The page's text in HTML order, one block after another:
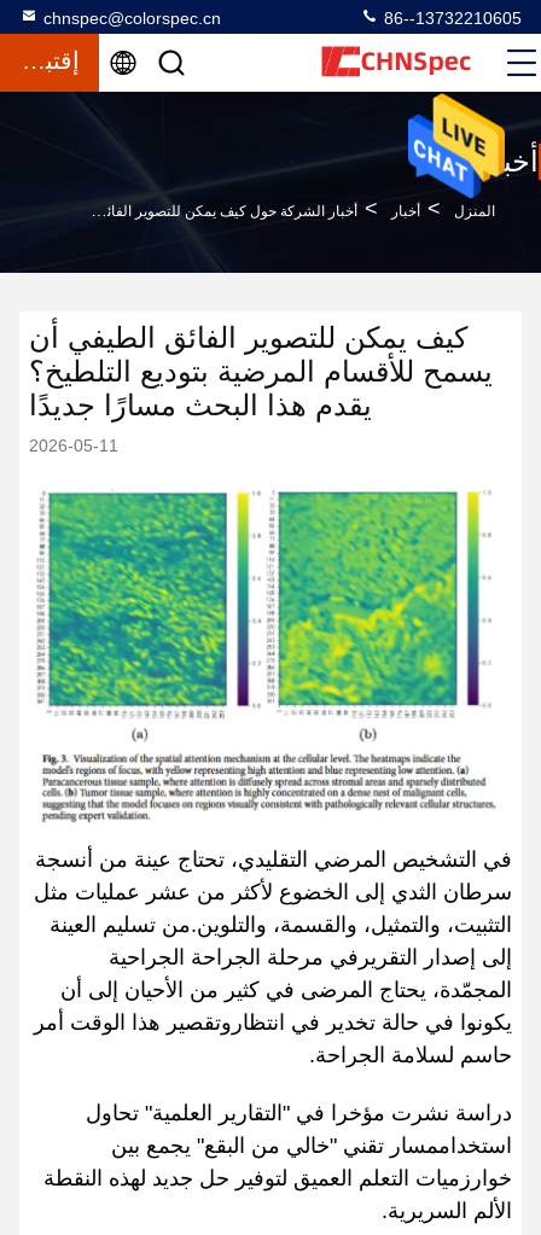
chnspec@colorspec.cn 86--13732210605
إقتباس
أخبار
المنزل > أخبار > أخبار الشركة حول كيف يمكن للتصوير الفائق الطيفي أن يسمح للأقسام المرضية بتوديع التلطيخ؟ يقدم هذا البحث مسارًا جديدًا
كيف يمكن للتصوير الفائق الطيفي أن
يسمح للأقسام المرضية بتوديع التلطيخ؟
يقدم هذا البحث مسارًا جديدًا
2026-05-11
في التشخيص المرضي التقليدي، تحتاج عينة من أنسجة
سرطان الثدي إلى الخضوع لأكثر من عشر عمليات مثل
التثبيت، والتمثيل، والقسمة، والتلوين.من تسليم العينة
إلى إصدار التقريرفي مرحلة الجراحة الجراحية
المجمّدة، يحتاج المرضى في كثير من الأحيان إلى أن
يكونوا في حالة تخدير في انتظاروتقصير هذا الوقت أمر
حاسم لسلامة الجراحة.
دراسة نشرت مؤخرا في "التقارير العلمية" تحاول
استخداممسار تقني "خالي من البقع" يجمع بين
خوارزميات التعلم العميق لتوفير حل جديد لهذه النقطة
الألم السريرية.